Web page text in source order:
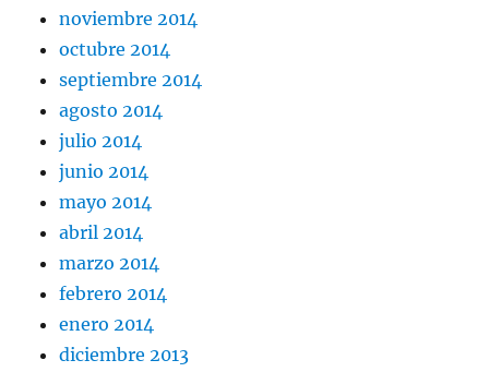
noviembre 2014
octubre 2014
septiembre 2014
agosto 2014
julio 2014
junio 2014
mayo 2014
abril 2014
marzo 2014
febrero 2014
enero 2014
diciembre 2013